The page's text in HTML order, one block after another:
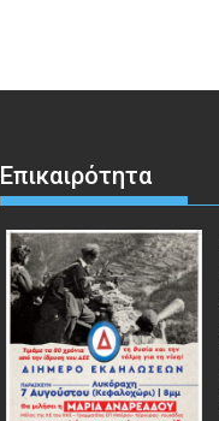
Επικαιρότητα